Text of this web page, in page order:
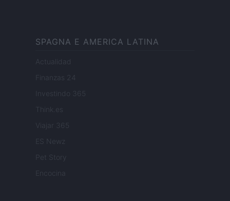
SPAGNA E AMERICA LATINA
Actualidad
Finanzas 24
Investindo 365
Think.es
Viajar 365
ES Newz
Pet Story
Encocina